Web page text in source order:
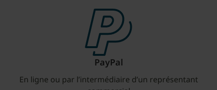
PayPal
En ligne ou par l’intermédiaire d’un représentant